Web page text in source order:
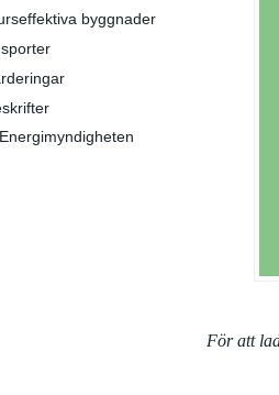
byggnader
För att